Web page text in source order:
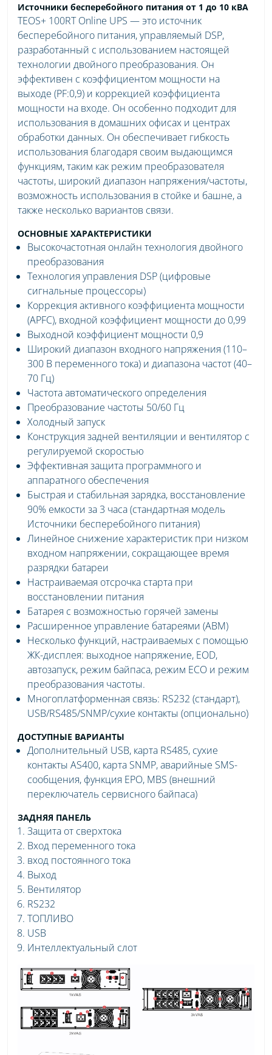
Источники бесперебойного питания от 1 до 10 кВА
TEOS+ 100RT Online UPS — это источник
бесперебойного питания, управляемый DSP,
разработанный с использованием настоящей
технологии двойного преобразования. Он
эффективен с коэффициентом мощности на
выходе (PF:0,9) и коррекцией коэффициента
мощности на входе. Он особенно подходит для
использования в домашних офисах и центрах
обработки данных. Он обеспечивает гибкость
использования благодаря своим выдающимся
функциям, таким как режим преобразователя
частоты, широкий диапазон напряжения/частоты,
возможность использования в стойке и башне, а
также несколько вариантов связи.
ОСНОВНЫЕ ХАРАКТЕРИСТИКИ
Высокочастотная онлайн технология двойного
преобразования
Технология управления DSP (цифровые
сигнальные процессоры)
Коррекция активного коэффициента мощности
(APFC), входной коэффициент мощности до 0,99
Выходной коэффициент мощности 0,9
Широкий диапазон входного напряжения (110–
300 В переменного тока) и диапазона частот (40–
70 Гц)
Частота автоматического определения
Преобразование частоты 50/60 Гц
Холодный запуск
Конструкция задней вентиляции и вентилятор с
регулируемой скоростью
Эффективная защита программного и
аппаратного обеспечения
Быстрая и стабильная зарядка, восстановление
90% емкости за 3 часа (стандартная модель
Источники бесперебойного питания)
Линейное снижение характеристик при низком
входном напряжении, сокращающее время
разрядки батареи
Настраиваемая отсрочка старта при
восстановлении питания
Батарея с возможностью горячей замены
Расширенное управление батареями (ABM)
Несколько функций, настраиваемых с помощью
ЖК-дисплея: выходное напряжение, EOD,
автозапуск, режим байпаса, режим ECO и режим
преобразования частоты.
Многоплатформенная связь: RS232 (стандарт),
USB/RS485/SNMP/сухие контакты (опционально)
ДОСТУПНЫЕ ВАРИАНТЫ
Дополнительный USB, карта RS485, сухие
контакты AS400, карта SNMP, аварийные SMS-
сообщения, функция EPO, MBS (внешний
переключатель сервисного байпаса)
ЗАДНЯЯ ПАНЕЛЬ
Защита от сверхтока
Вход переменного тока
вход постоянного тока
Выход
Вентилятор
RS232
ТОПЛИВО
USB
Интеллектуальный слот